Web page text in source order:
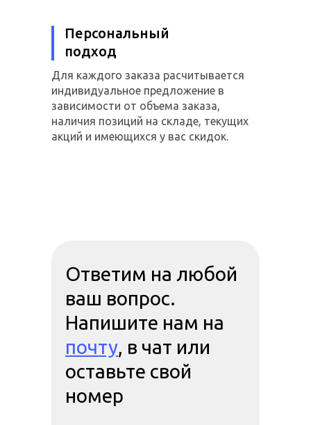
Персональный
подход
Для каждого заказа расчитывается
индивидуальное предложение в
зависимости от объема заказа,
наличия позиций на складе, текущих
акций и имеющихся у вас скидок.
Ответим на любой
ваш вопрос.
Напишите нам на
почту, в чат или
оставьте свой
номер